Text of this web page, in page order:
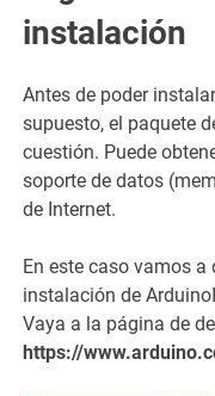
instalación
Antes de poder
supuesto, el paquete
cuestión. Puede
soporte de datos
de Internet.
En este caso vamos a
instalación de
Vaya a la página de
https://